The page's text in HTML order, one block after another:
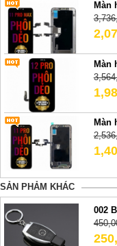
Màn
Màn
Màn
SẢN PHẢM KHÁC
002